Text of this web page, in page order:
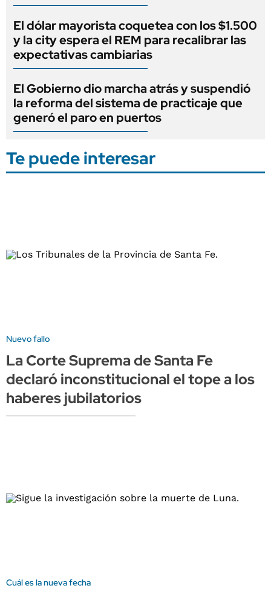
El dólar mayorista coquetea con los $1.500
y la city espera el REM para recalibrar las
expectativas cambiarias
El Gobierno dio marcha atrás y suspendió
la reforma del sistema de practicaje que
generó el paro en puertos
Te puede interesar
Nuevo fallo
La Corte Suprema de Santa Fe
declaró inconstitucional el tope a los
haberes jubilatorios
Cuál es la nueva fecha